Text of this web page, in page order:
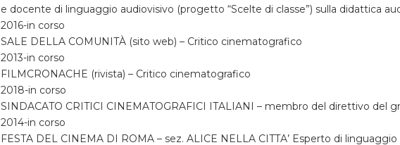
e docente di linguaggio audiovisivo (progetto “Scelte di classe”) sulla didattica
2016-in corso
SALE DELLA COMUNITÀ (sito web) – Critico cinematografico
2013-in corso
FILMCRONACHE (rivista) – Critico cinematografico
2018-in corso
SINDACATO CRITICI CINEMATOGRAFICI ITALIANI – membro del direttivo del
2014-in corso
FESTA DEL CINEMA DI ROMA – sez. ALICE NELLA CITTA’ Esperto di